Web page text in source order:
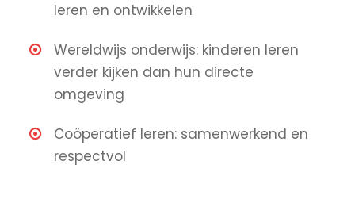
leren en ontwikkelen
Wereldwijs onderwijs: kinderen leren
verder kijken dan hun directe
omgeving
Coöperatief leren: samenwerkend en
respectvol